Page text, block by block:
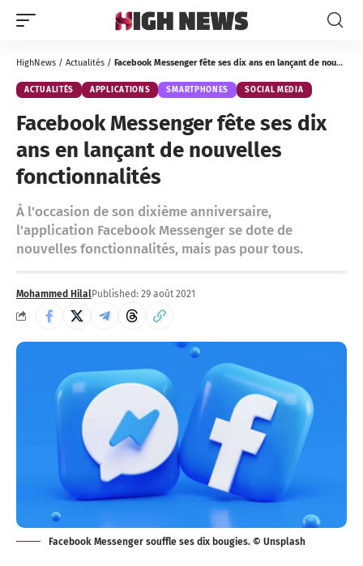
HighNews / Actualités / Facebook Messenger fête ses dix ans en lançant de nouvelles fonctionnalités
ACTUALITÉS APPLICATIONS SMARTPHONES SOCIAL MEDIA
Facebook Messenger fête ses dix
ans en lançant de nouvelles
fonctionnalités
À l'occasion de son dixième anniversaire,
l'application Facebook Messenger se dote de
nouvelles fonctionnalités, mais pas pour tous.
Mohammed HilalPublished: 29 août 2021
Facebook Messenger souffle ses dix bougies. © Unsplash